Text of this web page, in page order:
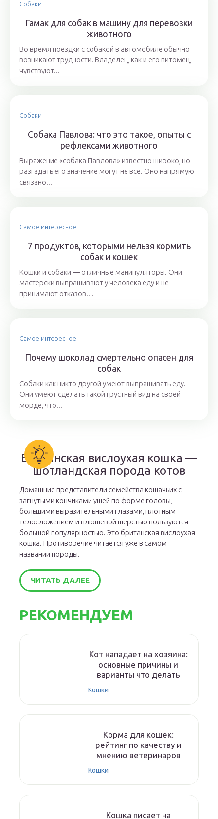
Собаки
Гамак для собак в машину для перевозки
животного
Во время поездки с собакой в автомобиле обычно
возникают трудности. Владелец, как и его питомец,
чувствуют...
Собаки
Собака Павлова: что это такое, опыты с
рефлексами животного
Выражение «собака Павлова» известно широко, но
разгадать его значение могут не все. Оно напрямую
связано...
Самое интересное
7 продуктов, которыми нельзя кормить
собак и кошек
Кошки и собаки ― отличные манипуляторы. Они
мастерски выпрашивают у человека еду и не
принимают отказов....
Самое интересное
Почему шоколад смертельно опасен для
собак
Собаки как никто другой умеют выпрашивать еду.
Они умеют сделать такой грустный вид на своей
морде, что...
Британская вислоухая кошка —
шотландская порода котов
Домашние представители семейства кошачьих с
загнутыми кончиками ушей по форме головы,
большими выразительными глазами, плотным
телосложением и плюшевой шерстью пользуются
большой популярностью. Это британская вислоухая
кошка. Противоречие читается уже в самом
названии породы.
ЧИТАТЬ ДАЛЕЕ
РЕКОМЕНДУЕМ
Кот нападает на хозяина:
основные причины и
варианты что делать
Кошки
Корма для кошек:
рейтинг по качеству и
мнению ветеринаров
Кошки
Кошка писает на